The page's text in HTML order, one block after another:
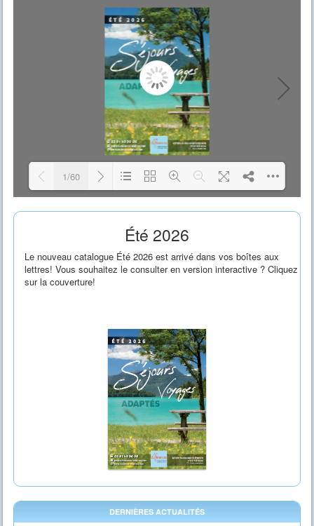
1/60
Été 2026
Le nouveau catalogue Été 2026 est arrivé dans vos boîtes aux
lettres! Vous souhaitez le consulter en version interactive ? Cliquez
sur la couverture!
DERNIÈRES ACTUALITÉS